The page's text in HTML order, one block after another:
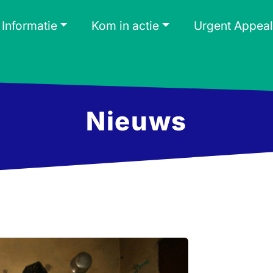
Informatie Kom in actie Urgent
Nieuws